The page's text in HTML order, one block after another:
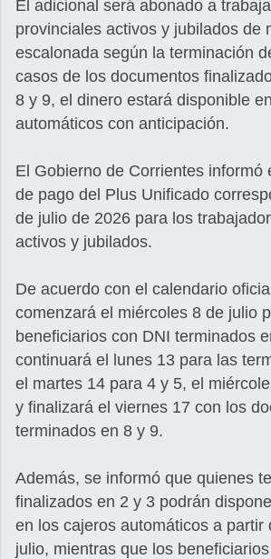
El adicional será abonado a
provinciales activos y jubilados de
escalonada según la terminación
casos de los documentos
8 y 9, el dinero estará disponible
automáticos con anticipación.
El Gobierno de Corrientes informó
de pago del Plus Unificado
de julio de 2026 para los
activos y jubilados.
De acuerdo con el calendario
comenzará el miércoles 8 de julio
beneficiarios con DNI terminados
continuará el lunes 13 para las
el martes 14 para 4 y 5, el
y finalizará el viernes 17 con los
terminados en 8 y 9.
Además, se informó que quienes
finalizados en 2 y 3 podrán
en los cajeros automáticos a partir
julio, mientras que los